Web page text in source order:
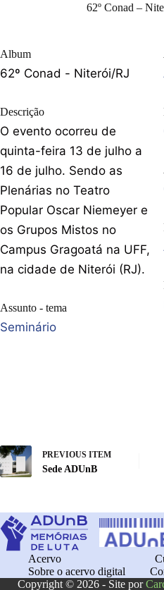
62º Conad –
Album
62º Conad - Niterói/RJ
Descrição
O evento ocorreu de
quinta-feira 13 de julho a
16 de julho. Sendo as
Plenárias no Teatro
Popular Oscar Niemeyer e
os Grupos Mistos no
Campus Gragoatá na UFF,
na cidade de Niterói (RJ).
Assunto - tema
Seminário
PREVIOUS ITEM
Sede ADUnB
Acervo
Sobre o acervo digital
Copyright © 2026 - Site por